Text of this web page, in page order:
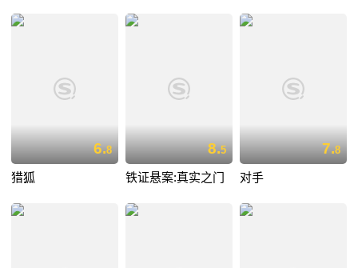
6.8
猎狐
8.5
铁证悬案:真实之门
7.8
对手